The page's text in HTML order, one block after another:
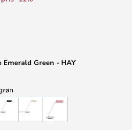
Green - HAY